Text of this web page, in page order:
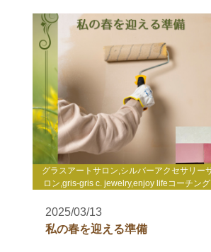
グラスアートサロン,シルバーアクセサリー
ロン,gris-gris c. jewelry,enjoy lifeコーチング
ン,TCカラーセラピー講座,その
2025/03/13
私の春を迎える準備